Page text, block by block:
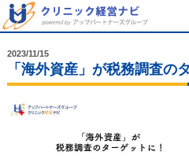
2023/11/15
「海外資産」が税務調査の